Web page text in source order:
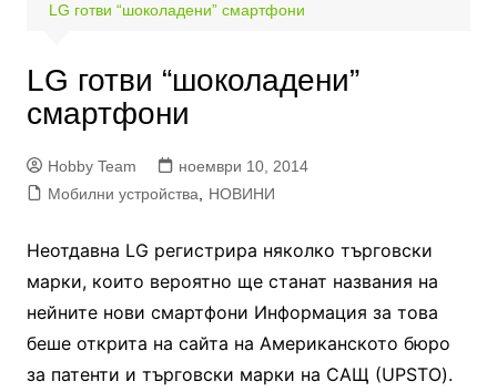
LG готви “шоколадени” смартфони
LG готви “шоколадени”
смартфони
Hobby Team
ноември 10, 2014
Мобилни устройства
НОВИНИ
Неотдавна LG регистрира няколко търговски
марки, които вероятно ще станат названия на
нейните нови смартфони Информация за това
беше открита на сайта на Американското бюро
за патенти и търговски марки на САЩ (UPSTO).